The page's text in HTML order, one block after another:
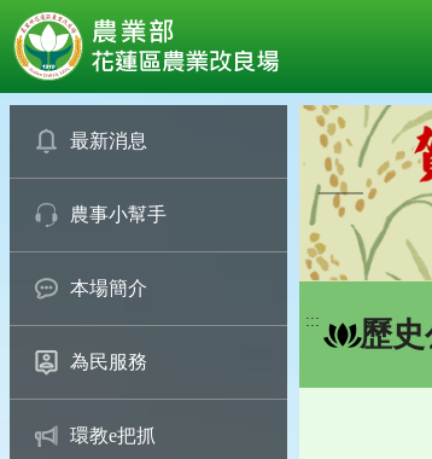
最新消息
農事小幫手
本場簡介
為民服務
環教e把抓
::: 歷